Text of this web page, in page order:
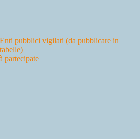
Enti pubblici vigilati (da pubblicare in
tabelle)
partecipate